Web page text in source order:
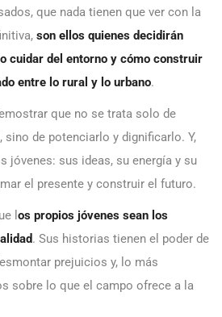
que nada tienen que ver con la
son ellos quienes decidirán
cuidar del entorno y cómo construir
entre lo rural y lo urbano.
que no se trata solo de
sino de potenciarlo y dignificarlo. Y,
jóvenes: sus ideas, su energía y su
el presente y construir el futuro.
l os propios jóvenes sean los
. Sus historias tienen el poder de
prejuicios y, lo más
sobre lo que el campo ofrece a la